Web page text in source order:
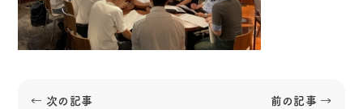
← 次の記事 前の記事 →